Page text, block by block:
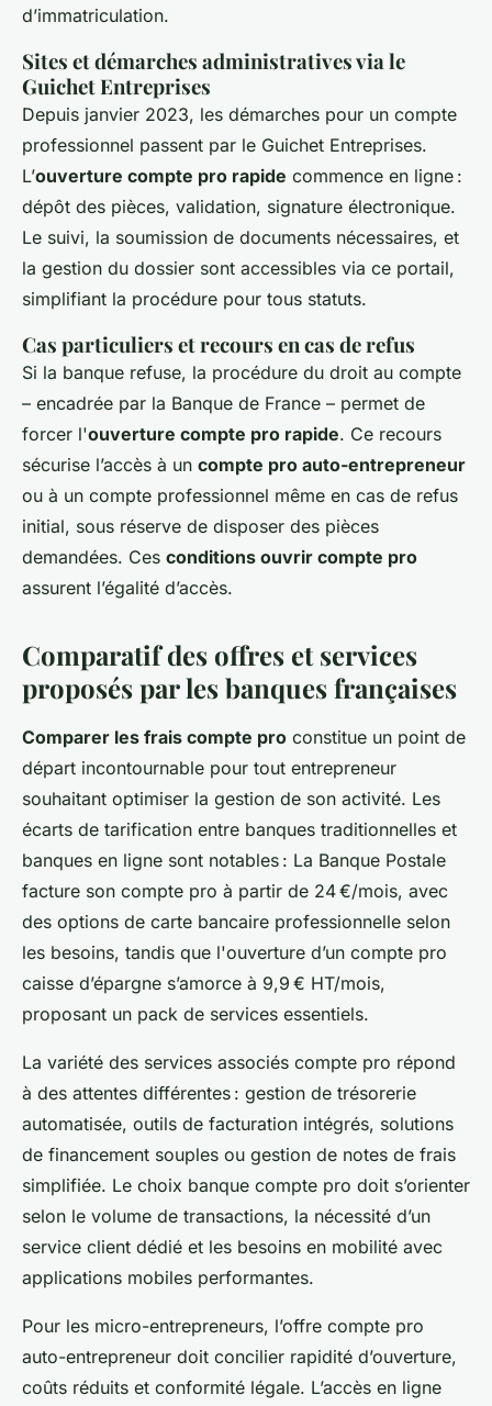
d’immatriculation.
Sites et démarches administratives via le
Guichet Entreprises
Depuis janvier 2023, les démarches pour un compte
professionnel passent par le Guichet Entreprises.
L’ouverture compte pro rapide commence en ligne :
dépôt des pièces, validation, signature électronique.
Le suivi, la soumission de documents nécessaires, et
la gestion du dossier sont accessibles via ce portail,
simplifiant la procédure pour tous statuts.
Cas particuliers et recours en cas de refus
Si la banque refuse, la procédure du droit au compte
– encadrée par la Banque de France – permet de
forcer l'ouverture compte pro rapide. Ce recours
sécurise l’accès à un compte pro auto-entrepreneur
ou à un compte professionnel même en cas de refus
initial, sous réserve de disposer des pièces
demandées. Ces conditions ouvrir compte pro
assurent l’égalité d’accès.
Comparatif des offres et services
proposés par les banques françaises
Comparer les frais compte pro constitue un point de
départ incontournable pour tout entrepreneur
souhaitant optimiser la gestion de son activité. Les
écarts de tarification entre banques traditionnelles et
banques en ligne sont notables : La Banque Postale
facture son compte pro à partir de 24 €/mois, avec
des options de carte bancaire professionnelle selon
les besoins, tandis que l'ouverture d’un compte pro
caisse d’épargne s’amorce à 9,9 € HT/mois,
proposant un pack de services essentiels.
La variété des services associés compte pro répond
à des attentes différentes : gestion de trésorerie
automatisée, outils de facturation intégrés, solutions
de financement souples ou gestion de notes de frais
simplifiée. Le choix banque compte pro doit s’orienter
selon le volume de transactions, la nécessité d’un
service client dédié et les besoins en mobilité avec
applications mobiles performantes.
Pour les micro-entrepreneurs, l’offre compte pro
auto-entrepreneur doit concilier rapidité d’ouverture,
coûts réduits et conformité légale. L’accès en ligne